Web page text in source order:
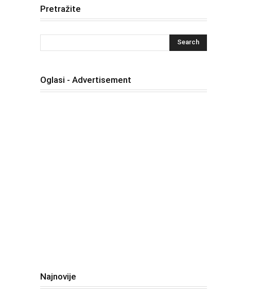
Pretražite
Oglasi - Advertisement
Najnovije